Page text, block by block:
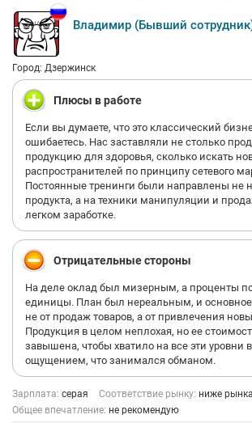
Владимир (Бывший
Город: Дзержинск
Плюсы в работе
Если вы думаете, что это классический
ошибаетесь. Нас заставляли не столько
продукцию для здоровья, сколько искать
распространителей по принципу сетевого
Постоянные тренинги были направлены не
продукта, а на техники манипуляции и
легком заработке.
Отрицательные стороны
На деле оклад был мизерным, а проценты
единицы. План был нереальным, и
не от продаж товаров, а от привлечения
Продукция в целом неплохая, но ее
завышена, чтобы хватило на все эти уровни
ощущением, что занимался обманом.
Зарплата: серая Соответствие рынку: ниже рынка
Общее впечатление: не рекомендую